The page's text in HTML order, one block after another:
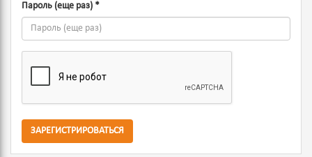
Пароль (еще раз) *
ЗАРЕГИСТРИРОВАТЬСЯ